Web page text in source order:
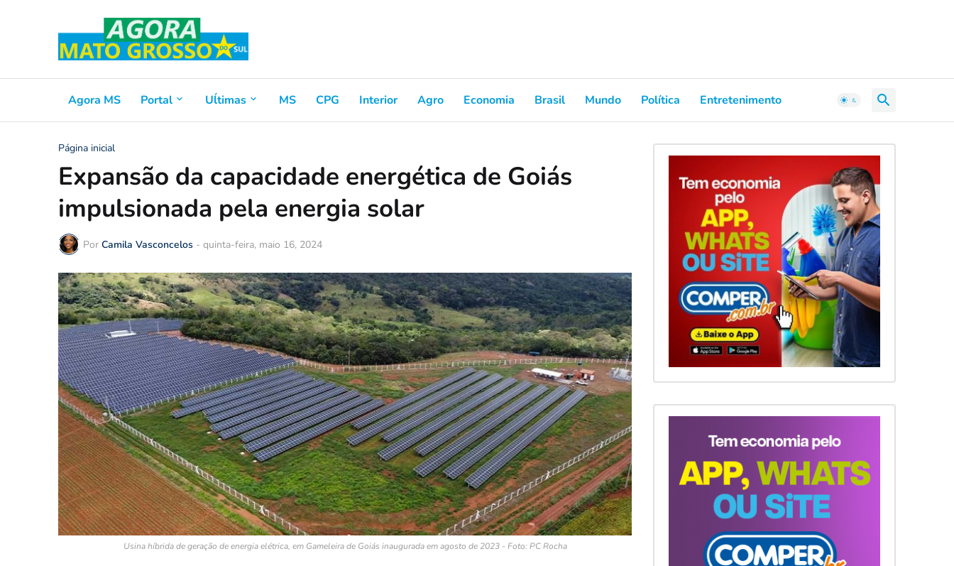
Agora MS Portal Uĺtimas MS CPG Interior Agro Economia Brasil Mundo Política Entretenimento
Página inicial
Expansão da capacidade energética de Goiás
impulsionada pela energia solar
Por Camila Vasconcelos - quinta-feira, maio 16, 2024
Usina híbrida de geração de energia elétrica, em Gameleira de Goiás inaugurada em agosto de 2023 - Foto: PC Rocha